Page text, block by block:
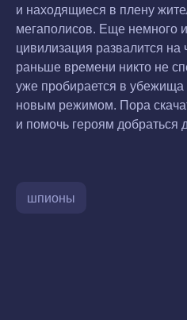
и находящиеся в плену
мегаполисов. Еще немного
цивилизация развалится на
раньше времени никто не
уже пробирается в
новым режимом. Пора
и помочь героям добраться
шпионы